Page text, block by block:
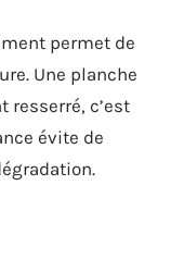
permet de
Une planche
resserré, c’est
évite de